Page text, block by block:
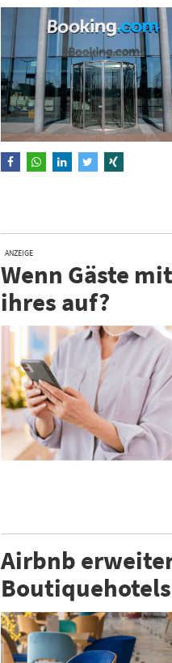
ANZEIGE
Wenn Gäste
ihres auf?
Airbnb